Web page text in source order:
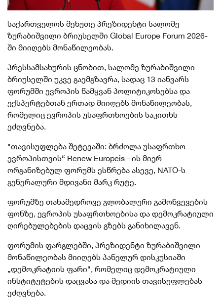
საქართველოს მეხუთე პრეზიდენტი სალომე
ზურაბიშვილი ბრიუსელში Global Europe Forum 2026-
ში მიიღებს მონაწილეობას.
პრესსამსახურის ცნობით, სალომე ზურაბიშვილი
ბრიუსელში უკვე გაემგზავრა, სადაც 13 იანვარს
ფორუმში ევროპის წამყვან პოლიტიკოსებსა და
ექსპერტებთან ერთად მიიღებს მონაწილეობას,
რომელიც ევროპის უსაფრთხოების საკითხს
ეძღვნება.
"თავისუფლება შეტევაში: ბრძოლა უსაფრთხო
ევროპისთვის“ Renew Europeis - ის მიერ
ორგანიზებულ ფორუმს ესწრება ასევე, NATO-ს
გენერალური მდივანი მარკ რუტე.
ფორუმზე თანამედროვე გლობალური გამოწვევების
ფონზე, ევროპის უსაფრთხოებისა და დემოკრატიული
ღირებულებების დაცვის გზებს განიხილავენ.
ფორუმის ფარგლებში, პრეზიდენტი ზურაბიშვილი
მონაწილეობას მიიღებს პანელურ დისკუსიაში
„დემოკრატიის ფარი“, რომელიც დემოკრატიული
ინსტიტუტების დაცვასა და მედიის თავისუფლებას
ეძღვნება.